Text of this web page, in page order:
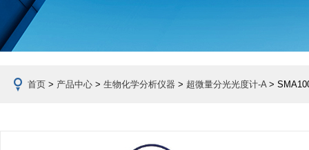
首页 > 产品中心 > 生物化学分析仪器 > 超微量分光光度计-A>